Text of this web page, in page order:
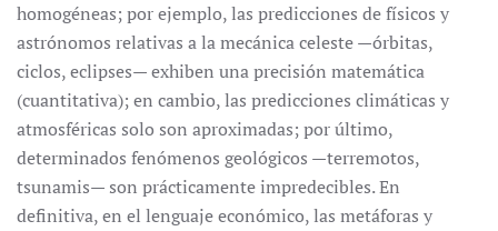
homogéneas; por ejemplo, las predicciones de físicos y
astrónomos relativas a la mecánica celeste —órbitas,
ciclos, eclipses— exhiben una precisión matemática
(cuantitativa); en cambio, las predicciones climáticas y
atmosféricas solo son aproximadas; por último,
determinados fenómenos geológicos —terremotos,
tsunamis— son prácticamente impredecibles. En
definitiva, en el lenguaje económico, las metáforas y